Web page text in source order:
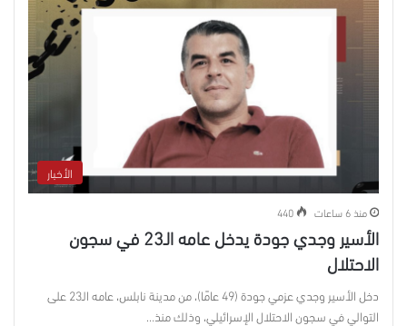
الأخبار
منذ 6 ساعات 440
الأسير وجدي جودة يدخل عامه الـ23 في سجون
الاحتلال
دخل الأسير وجدي عزمي جودة (49 عامًا)، من مدينة نابلس، عامه الـ23 على
التوالي في سجون الاحتلال الإسرائيلي، وذلك منذ…